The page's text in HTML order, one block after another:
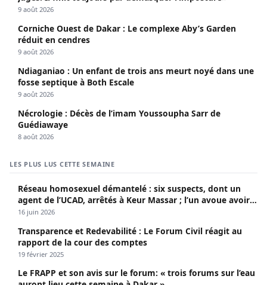
9 août 2026
Corniche Ouest de Dakar : Le complexe Aby’s Garden
réduit en cendres
9 août 2026
Ndiaganiao : Un enfant de trois ans meurt noyé dans une
fosse septique à Both Escale
9 août 2026
Nécrologie : Décès de l’imam Youssoupha Sarr de
Guédiawaye
8 août 2026
LES PLUS LUS CETTE SEMAINE
Réseau homosexuel démantelé : six suspects, dont un
agent de l’UCAD, arrêtés à Keur Massar ; l’un avoue avoir
propagé le VIH depuis 2018
16 juin 2026
Transparence et Redevabilité : Le Forum Civil réagit au
rapport de la cour des comptes
19 février 2025
Le FRAPP et son avis sur le forum: « trois forums sur l’eau